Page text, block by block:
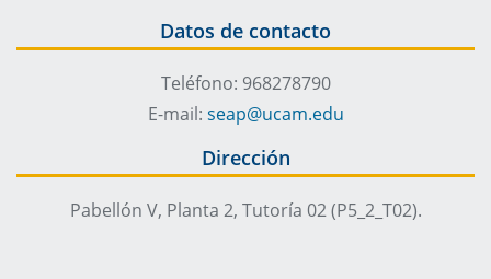
Datos de contacto
Teléfono: 968278790
E-mail: seap@ucam.edu
Dirección
Pabellón V, Planta 2, Tutoría 02 (P5_2_T02).